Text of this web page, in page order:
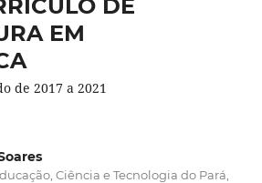
DE
EM
de 2017 a 2021
Ciência e Tecnologia do Pará,